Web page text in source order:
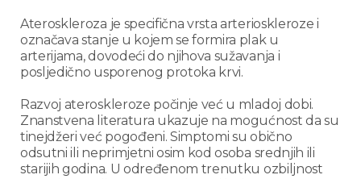
Ateroskleroza je specifična vrsta arterioskleroze i
označava stanje u kojem se formira plak u
arterijama, dovodeći do njihova sužavanja i
posljedično usporenog protoka krvi.
Razvoj ateroskleroze počinje već u mladoj dobi.
Znanstvena literatura ukazuje na mogućnost da su
tinejdžeri već pogođeni. Simptomi su obično
odsutni ili neprimjetni osim kod osoba srednjih ili
starijih godina. U određenom trenutku ozbiljnost